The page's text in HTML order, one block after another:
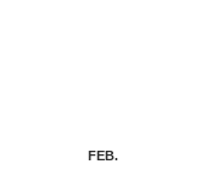
FEB.